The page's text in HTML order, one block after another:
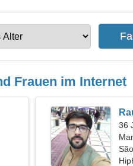
Frauen im Internet
36